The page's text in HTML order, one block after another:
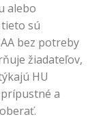
alebo
sú
bez potreby
žiadateľov,
HU
a